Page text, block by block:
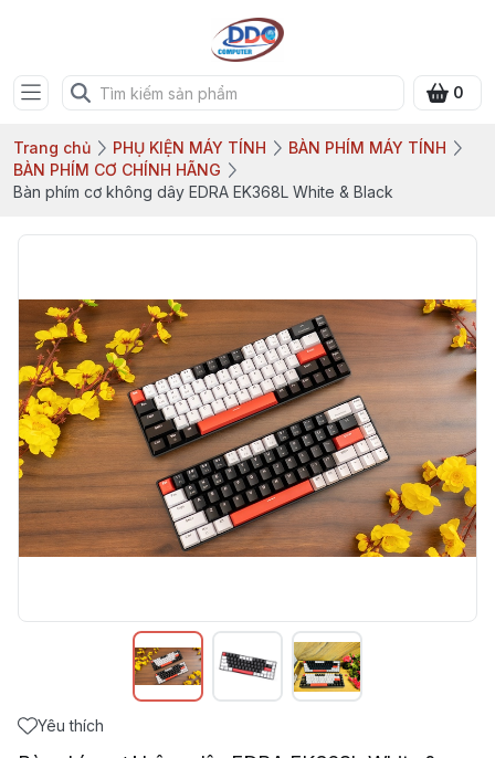
0
Trang chủ PHỤ KIỆN MÁY TÍNH
BÀN PHÍM MÁY TÍNH
BÀN PHÍM CƠ CHÍNH HÃNG
Bàn phím cơ không dây EDRA EK368L White & Black
Yêu thích